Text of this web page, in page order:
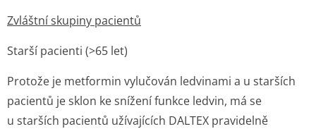
Zvláštní skupiny pacientů
Starší pacienti (>65 let)
Protože je metformin vylučován ledvinami a u starších
pacientů je sklon ke snížení funkce ledvin, má se
u starších pacientů užívajících DALTEX pravidelně